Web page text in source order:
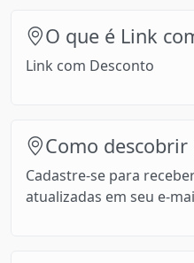
O que é Link
Link com Desconto
Como descobrir
Cadastre-se para
atualizadas em seu e-